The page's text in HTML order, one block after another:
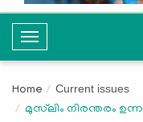
T
o
g
l
Home Current issues
മുസ്‌ലിം നിരന്തരം